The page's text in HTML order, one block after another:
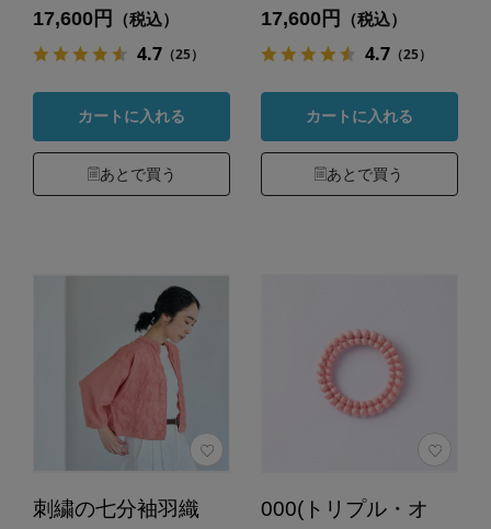
17,600円 （税込）
4.7（25）
カートに入れる
あとで買う
17,600円 （税込）
4.7（25）
カートに入れる
あとで買う
刺繍の七分袖羽織
000(トリプル・オ